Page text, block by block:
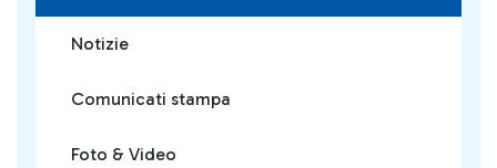
Notizie
Comunicati stampa
Foto & Video